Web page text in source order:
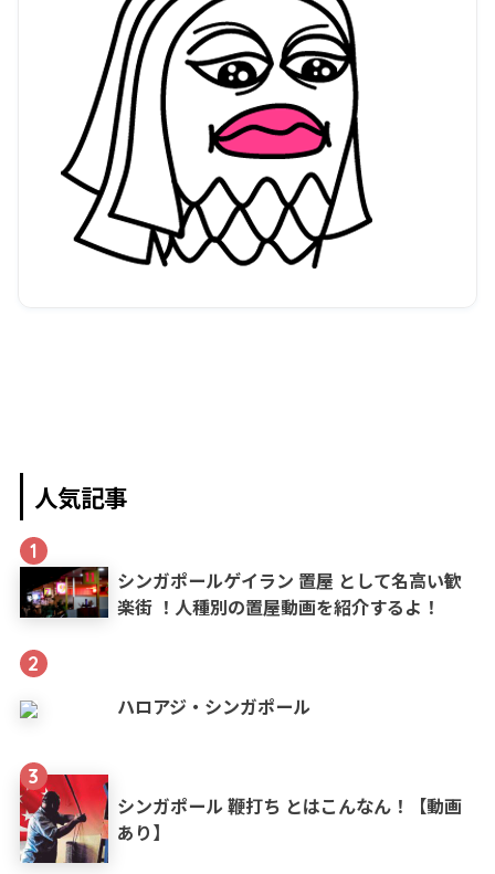
人気記事
1
シンガポールゲイラン 置屋 として名高い歓
楽街 ！人種別の置屋動画を紹介するよ！
2
ハロアジ・シンガポール
3
シンガポール 鞭打ち とはこんなん！【動画
あり】